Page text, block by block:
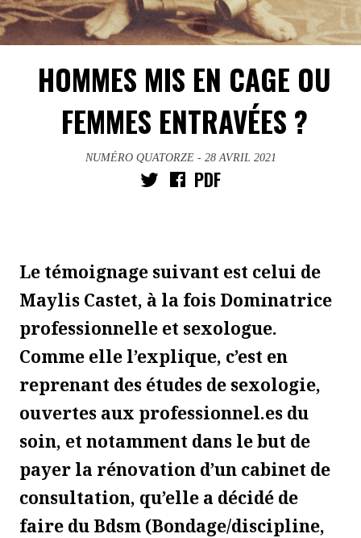
HOMMES MIS EN CAGE OU
FEMMES ENTRAVÉES ?
NUMÉRO QUATORZE - 28 AVRIL 2021
PDF
Le témoignage suivant est celui de
Maylis Castet, à la fois Dominatrice
professionnelle et sexologue.
Comme elle l’explique, c’est en
reprenant des études de sexologie,
ouvertes aux professionnel.es du
soin, et notamment dans le but de
payer la rénovation d’un cabinet de
consultation, qu’elle a décidé de
faire du Bdsm (Bondage/discipline,